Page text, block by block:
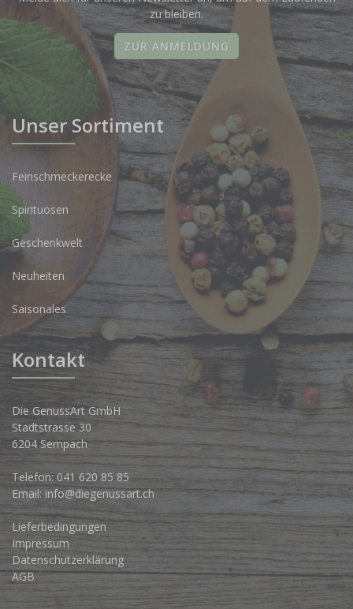
zu bleiben.
ZUR ANMELDUNG
Unser Sortiment
Feinschmeckerecke
Spirituosen
Geschenkwelt
Neuheiten
Saisonales
Kontakt
Die GenussArt GmbH
Stadtstrasse 30
6204 Sempach
Telefon: 041 620 85 85
Email: info@diegenussart.ch
Lieferbedingungen
Impressum
Datenschutzerklärung
AGB